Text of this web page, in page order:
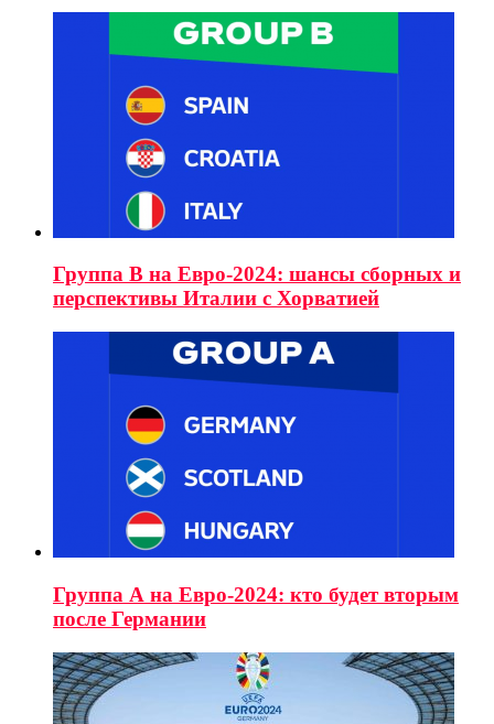
Группа B на Евро-2024: шансы сборных и
перспективы Италии с Хорватией
Группа А на Евро-2024: кто будет вторым
после Германии